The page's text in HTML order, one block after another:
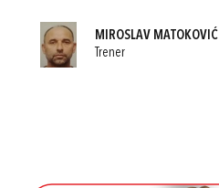
MIROSLAV MATOKOVIĆ
Trener